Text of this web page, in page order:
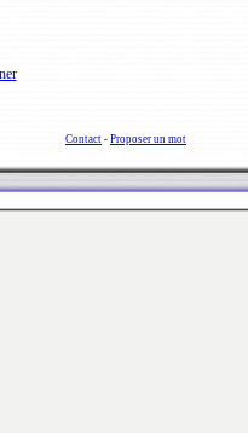
Contact - Proposer un mot